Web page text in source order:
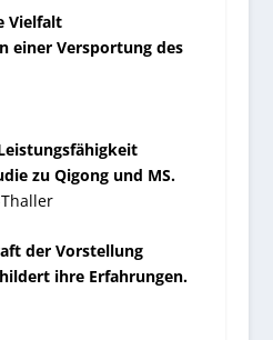
Vielfalt
einer Versportung des
zu Qigong und MS.
der Vorstellung
ihre Erfahrungen.